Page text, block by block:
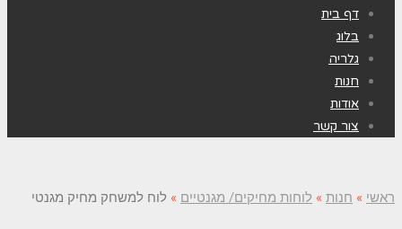
דף בית
בלוג
גלריה
חנות
אודות
צור קשר
ראשי » חנות » לוחות מחיקים/ מגנטיים » לוח למשחק מחיק מגנטי